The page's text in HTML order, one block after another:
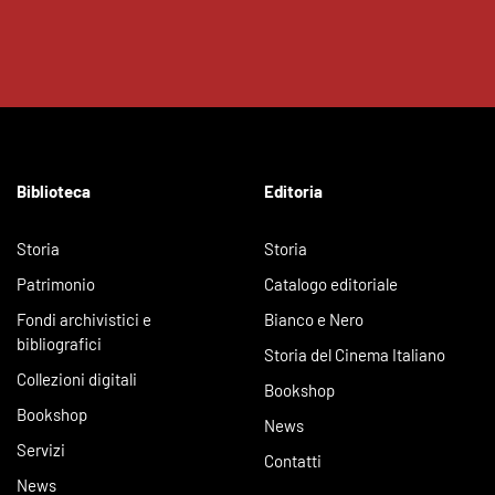
Biblioteca
Storia
Patrimonio
Fondi archivistici e
bibliografici
Collezioni digitali
Bookshop
Servizi
News
Editoria
Storia
Catalogo editoriale
Bianco e Nero
Storia del Cinema Italiano
Bookshop
News
Contatti